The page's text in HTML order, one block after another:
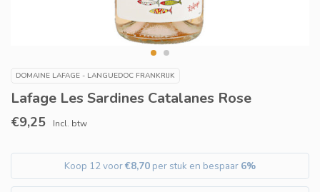
DOMAINE LAFAGE - LANGUEDOC FRANKRIJK
Lafage Les Sardines Catalanes Rose
€9,25 Incl. btw
Koop 12 voor€8,70 per stuk en bespaar 6%